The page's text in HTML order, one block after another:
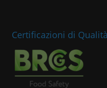
Certificazioni di